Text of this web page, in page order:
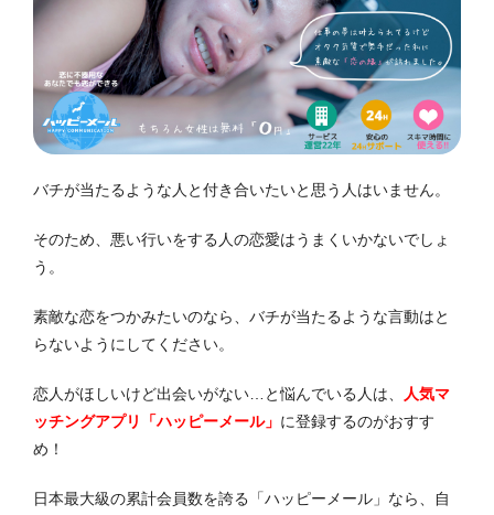
バチが当たるような人と付き合いたいと思う人はいません。
そのため、悪い行いをする人の恋愛はうまくいかないでしょ
う。
素敵な恋をつかみたいのなら、バチが当たるような言動はと
らないようにしてください。
恋人がほしいけど出会いがない…と悩んでいる人は、 人気マ
ッチングアプリ「ハッピーメール」 に登録するのがおすす
め！
日本最大級の累計会員数を誇る「ハッピーメール」なら、自